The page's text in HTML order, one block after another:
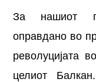
За нашиот
оправдано во
револуцијата
целиот